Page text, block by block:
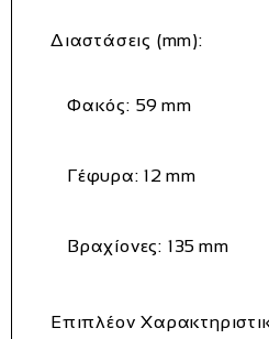
Διαστάσεις (mm):
Φακός: 59 mm
Γέφυρα: 12 mm
Βραχίονες: 135 mm
Επιπλέον